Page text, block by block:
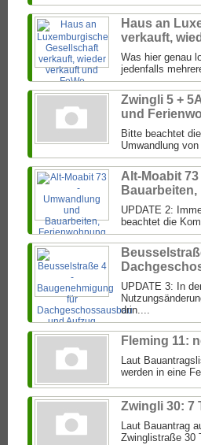
Haus an
verkauft,
Was hier genau
jedenfalls
Zwingli 5 +
und
Bitte beachtet
Umwandlung
Alt-Moabit
UPDATE 2:
beachtet die
UPDATE 3: In
drin....
Fleming 11:
Laut
werden in eine
Zwingli 30: 7
Laut Bauantrag
Zwinglistraße 30